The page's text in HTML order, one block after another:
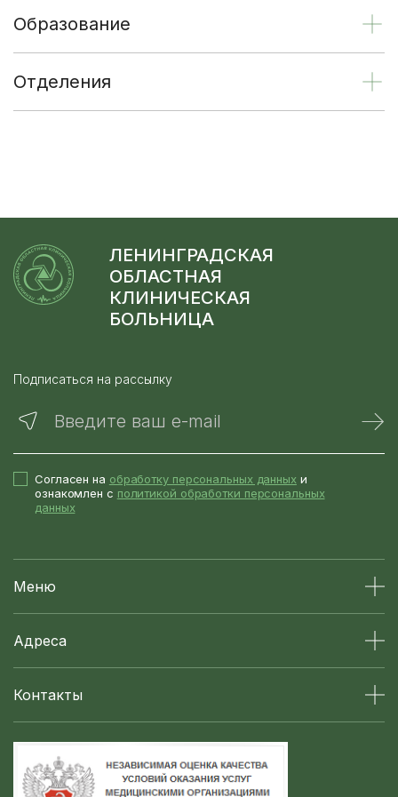
Образование
Отделения
ЛЕНИНГРАДСКАЯ
ОБЛАСТНАЯ
КЛИНИЧЕСКАЯ
БОЛЬНИЦА
Подписаться на рассылку
Введите ваш e-mail
Согласен на обработку персональных данных и
ознакомлен с политикой обработки персональных
данных
Меню
Адреса
Контакты